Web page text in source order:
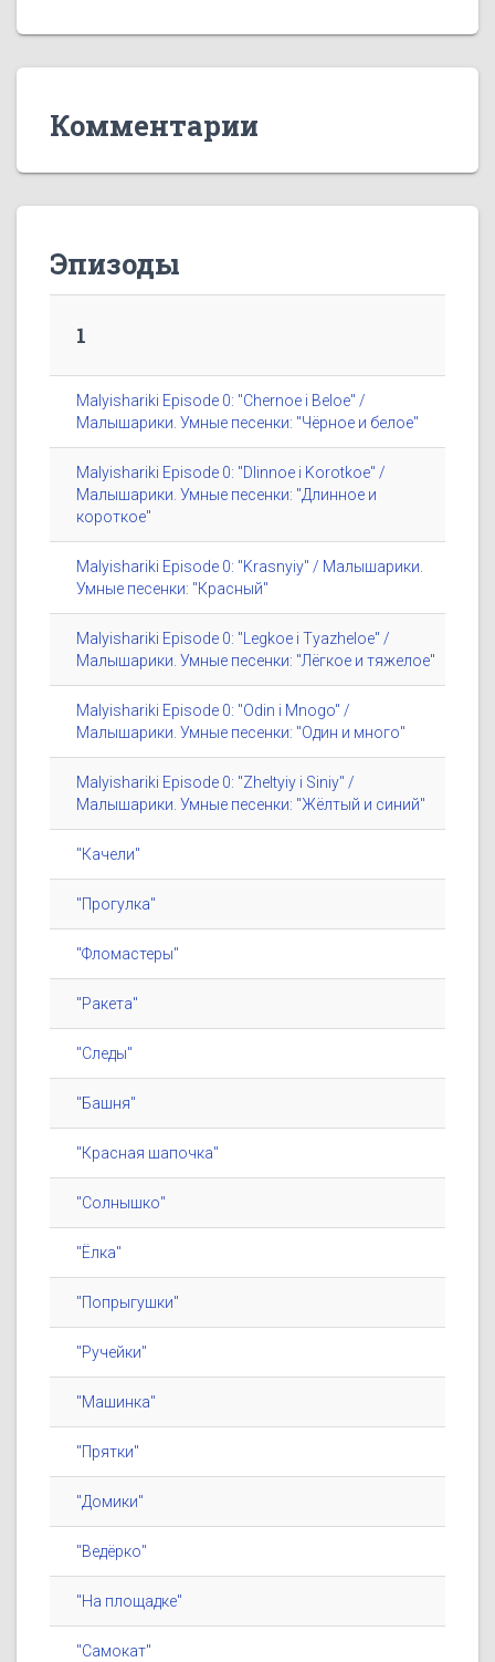
Комментарии
Эпизоды
1
Malyishariki Episode 0: "Chernoe i Beloe" /
Малышарики. Умные песенки: "Чёрное и белое"
Malyishariki Episode 0: "Dlinnoe i Korotkoe" /
Малышарики. Умные песенки: "Длинное и
короткое"
Malyishariki Episode 0: "Krasnyiy" / Малышарики.
Умные песенки: "Красный"
Malyishariki Episode 0: "Legkoe i Tyazheloe" /
Малышарики. Умные песенки: "Лёгкое и тяжелое"
Malyishariki Episode 0: "Odin i Mnogo" /
Малышарики. Умные песенки: "Один и много"
Malyishariki Episode 0: "Zheltyiy i Siniy" /
Малышарики. Умные песенки: "Жёлтый и синий"
"Качели"
"Прогулка"
"Фломастеры"
"Ракета"
"Следы"
"Башня"
"Красная шапочка"
"Солнышко"
"Ёлка"
"Попрыгушки"
"Ручейки"
"Машинка"
"Прятки"
"Домики"
"Ведёрко"
"На площадке"
"Самокат"